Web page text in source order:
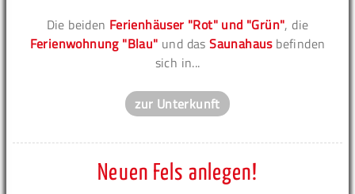
Die beiden Ferienhäuser "Rot" und "Grün", die
Ferienwohnung "Blau" und dasSaunahausbefinden
sich in...
zur Unterkunft
Neuen Fels anlegen!